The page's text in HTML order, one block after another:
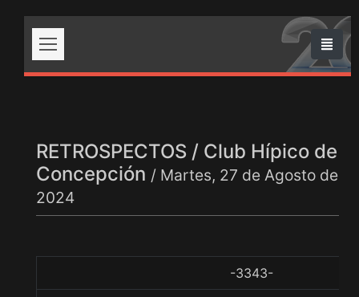
RETROSPECTOS / Club Hípico de
Concepción / Martes, 27 de Agosto de
2024
-3343-